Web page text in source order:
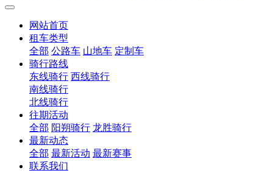
网站首页
租车类型
全部 公路车 山地车 定制车
骑行路线
东线骑行 西线骑行
南线骑行
北线骑行
往期活动
全部 阳朔骑行 龙胜骑行
最新动态
全部 最新活动 最新赛事
联系我们